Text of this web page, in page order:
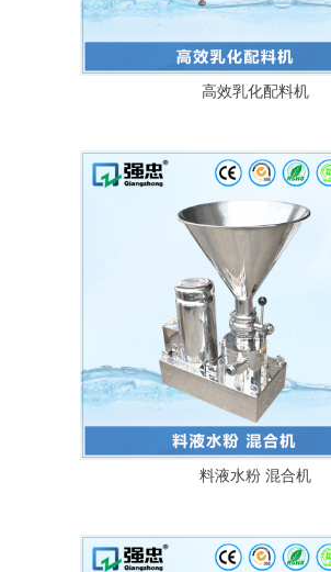
高效乳化配料机
料液水粉 混合机